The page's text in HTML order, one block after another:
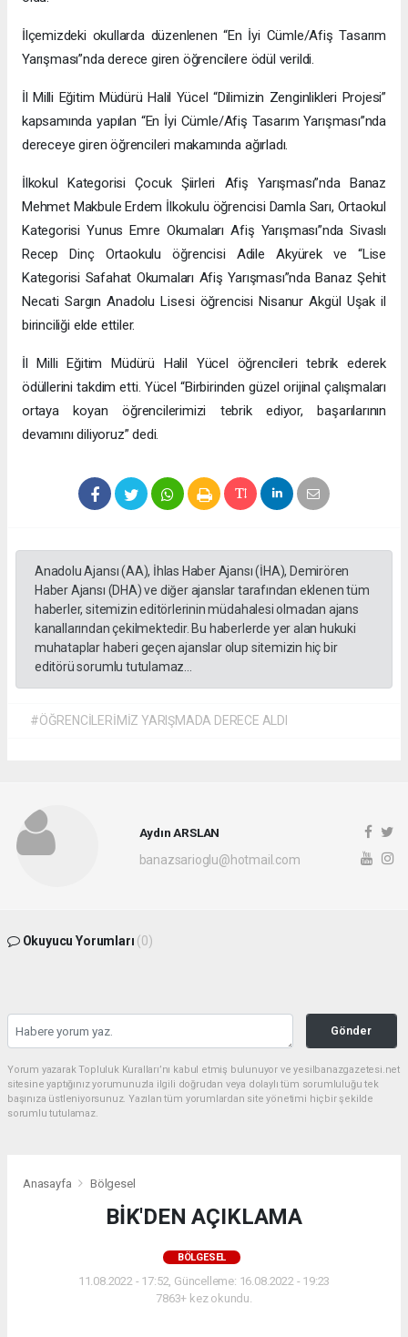
İlçemizdeki okullarda düzenlenen “En İyi Cümle/Afiş Tasarım
Yarışması”nda derece giren öğrencilere ödül verildi.
İl Milli Eğitim Müdürü Halil Yücel “Dilimizin Zenginlikleri Projesi”
kapsamında yapılan “En İyi Cümle/Afiş Tasarım Yarışması”nda
dereceye giren öğrencileri makamında ağırladı.
İlkokul Kategorisi Çocuk Şiirleri Afiş Yarışması”nda Banaz
Mehmet Makbule Erdem İlkokulu öğrencisi Damla Sarı, Ortaokul
Kategorisi Yunus Emre Okumaları Afiş Yarışması”nda Sivaslı
Recep Dinç Ortaokulu öğrencisi Adile Akyürek ve “Lise
Kategorisi Safahat Okumaları Afiş Yarışması”nda Banaz Şehit
Necati Sargın Anadolu Lisesi öğrencisi Nisanur Akgül Uşak il
birinciliği elde ettiler.
İl Milli Eğitim Müdürü Halil Yücel öğrencileri tebrik ederek
ödüllerini takdim etti. Yücel “Birbirinden güzel orijinal çalışmaları
ortaya koyan öğrencilerimizi tebrik ediyor, başarılarının
devamını diliyoruz” dedi.
Anadolu Ajansı (AA), İhlas Haber Ajansı (İHA), Demirören
Haber Ajansı (DHA) ve diğer ajanslar tarafından eklenen tüm
haberler, sitemizin editörlerinin müdahalesi olmadan ajans
kanallarından çekilmektedir. Bu haberlerde yer alan hukuki
muhataplar haberi geçen ajanslar olup sitemizin hiç bir
editörü sorumlu tutulamaz...
#ÖĞRENCİLERİMİZ YARIŞMADA DERECE ALDI
Aydın ARSLAN
banazsarioglu@hotmail.com
Okuyucu Yorumları (0)
Gönder
Yorum yazarak Topluluk Kuralları’nı kabul etmiş bulunuyor ve yesilbanazgazetesi.net
sitesine yaptığınız yorumunuzla ilgili doğrudan veya dolaylı tüm sorumluluğu tek
başınıza üstleniyorsunuz. Yazılan tüm yorumlardan site yönetimi hiçbir şekilde
sorumlu tutulamaz.
Anasayfa Bölgesel
BİK'DEN AÇIKLAMA
BÖLGESEL
11.08.2022 - 17:52, Güncelleme: 16.08.2022 - 19:23
7863+ kez okundu.